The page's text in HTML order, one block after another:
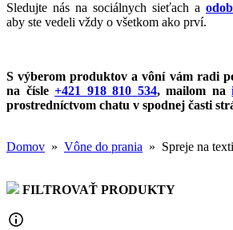
Sledujte nás na sociálnych sieťach a
aby ste vedeli vždy o všetkom ako prví.
S výberom produktov a vôní vám radi
na čísle+421 918 810 534, mailom na
prostredníctvom chatu v spodnej časti
Domov » Vône do prania » Spreje na
FILTROVAŤ PRODUKTY